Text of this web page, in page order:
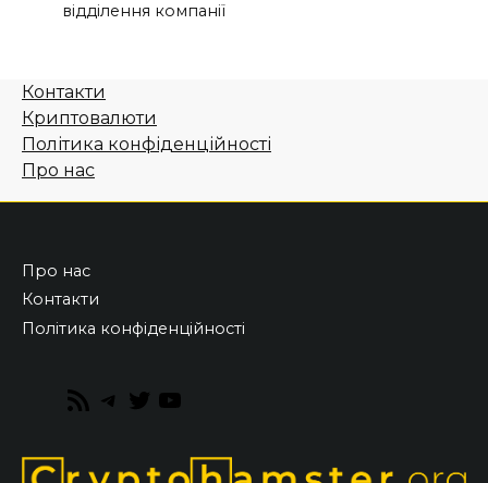
відділення компанії
Контакти
Криптовалюти
Політика конфіденційності
Про нас
Про нас
Контакти
Політика конфіденційності
RSS
Telegram
Twitter